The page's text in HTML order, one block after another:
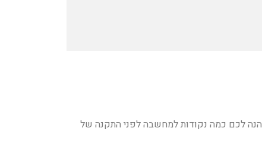
הנה לכם כמה נקודות למחשבה לפני התקנה של